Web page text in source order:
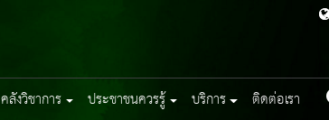
คลังวิชาการ ประชาชนควรรู้ บริการ ติดต่อเรา